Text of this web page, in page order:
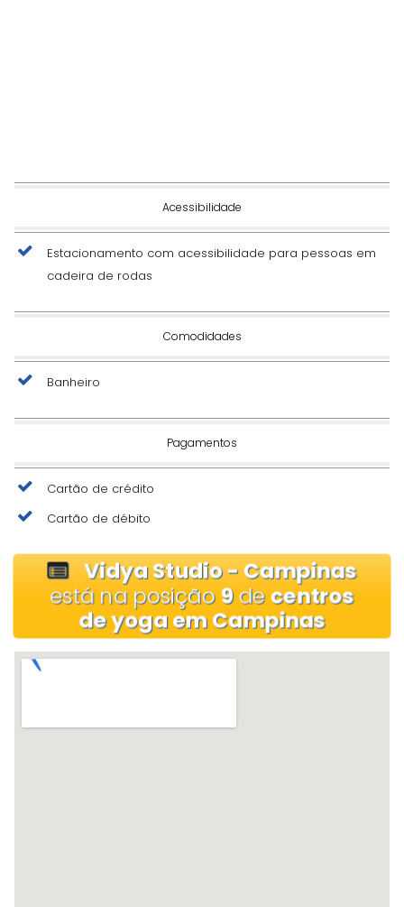
Acessibilidade
Estacionamento com acessibilidade para pessoas em
cadeira de rodas
Comodidades
Banheiro
Pagamentos
Cartão de crédito
Cartão de débito
Vidya Studio - Campinas
está na posição9decentros
de yoga em Campinas